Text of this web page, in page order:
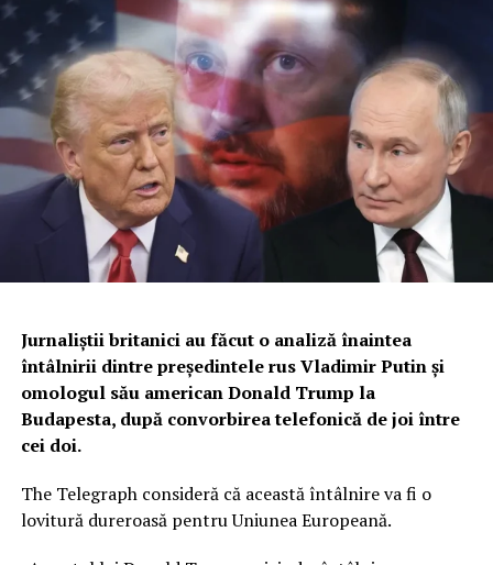
Jurnaliștii britanici au făcut o analiză înaintea
întâlnirii dintre preşedintele rusVladimir Putinşi
omologul său americanDonald Trump la
Budapesta, după convorbirea telefonică de joi între
cei doi.
The Telegraph consideră că această întâlnire va fi o
lovitură dureroasă pentru Uniunea Europeană.